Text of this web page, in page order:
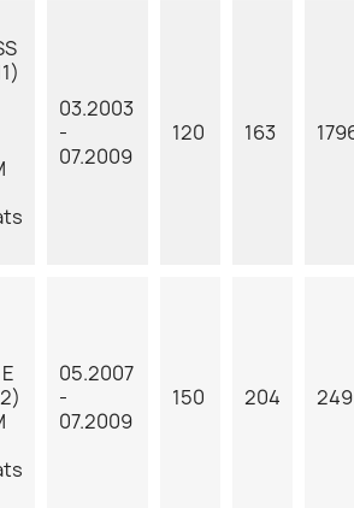
03.2003
-
07.2009
120 163
05.2007
-
07.2009
150 204